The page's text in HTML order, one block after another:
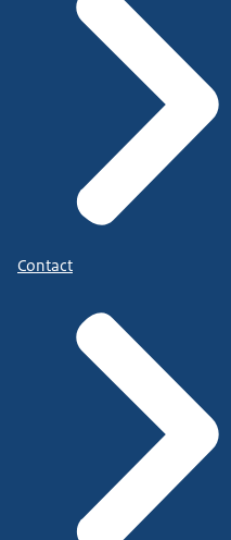
Contact